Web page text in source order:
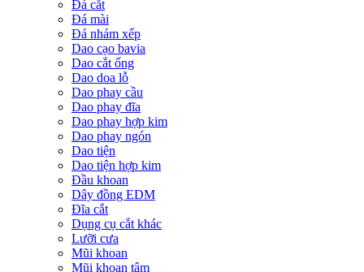
Đá cắt
Đá mài
Đá nhám xếp
Dao cạo bavia
Dao cắt ống
Dao doa lỗ
Dao phay cầu
Dao phay đĩa
Dao phay hợp kim
Dao phay ngón
Dao tiện
Dao tiện hợp kim
Đầu khoan
Dây đồng EDM
Đĩa cắt
Dụng cụ cắt khác
Lưỡi cưa
Mũi khoan
Mũi khoan tâm